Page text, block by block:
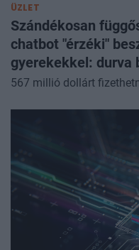
ÜZLET
Szándékosan
chatbot "érzéki"
gyerekekkel: durva
567 millió dollárt